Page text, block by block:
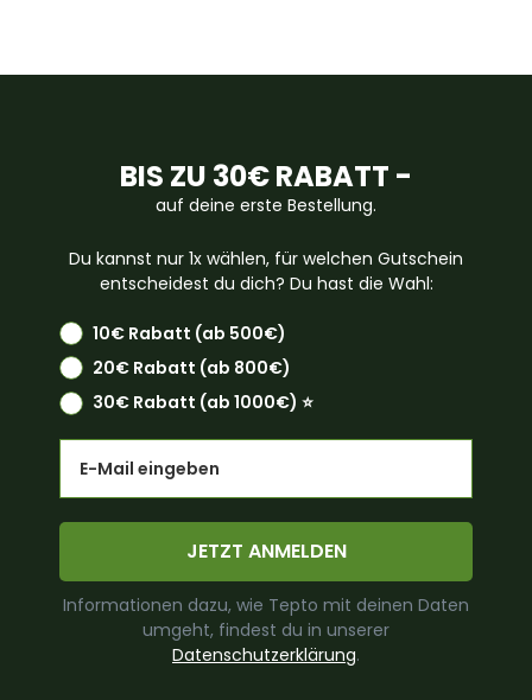
BIS ZU 30€ RABATT -
auf deine erste Bestellung.
Du kannst nur 1x wählen, für welchen Gutschein
entscheidest du dich? Du hast die Wahl:
10€ Rabatt (ab 500€)
20€ Rabatt (ab 800€)
30€ Rabatt (ab 1000€) ⭐️
JETZT ANMELDEN
Informationen dazu, wie Tepto mit deinen Daten
umgeht, findest du in unserer
Datenschutzerklärung.